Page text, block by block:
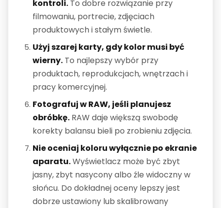
kontroli. To dobre rozwiązanie przy
filmowaniu, portrecie, zdjęciach
produktowych i stałym świetle.
Użyj szarej karty, gdy kolor musi być
wierny. To najlepszy wybór przy
produktach, reprodukcjach, wnętrzach i
pracy komercyjnej.
Fotografuj w RAW, jeśli planujesz
obróbkę. RAW daje większą swobodę
korekty balansu bieli po zrobieniu zdjęcia.
Nie oceniaj koloru wyłącznie po ekranie
aparatu.Wyświetlacz może być zbyt
jasny, zbyt nasycony albo źle widoczny w
słońcu. Do dokładnej oceny lepszy jest
dobrze ustawiony lub skalibrowany